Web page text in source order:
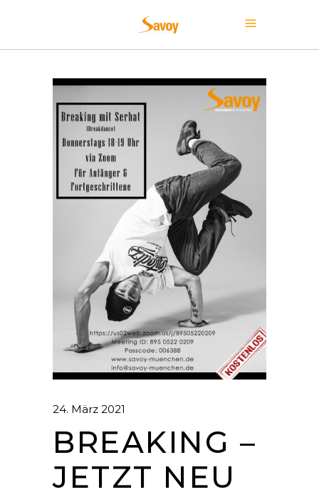
24. März 2021
BREAKING –
JETZT NEU